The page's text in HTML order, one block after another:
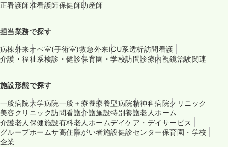
正看護師准看護師保健師助産師
担当業務で探す
病棟外来オペ室(手術室)救急外来ICU系透析訪問看護
介護・福祉系検診・健診保育園・学校訪問診療内視鏡治験関連
施設形態で探す
一般病院大学病院一般＋療養療養型病院精神科病院クリニック
美容クリニック訪問看護介護施設特別養護老人ホーム
介護老人保健施設有料老人ホームデイケア・デイサービス
グループホームサ高住障がい者施設健診センター保育園・学校
企業